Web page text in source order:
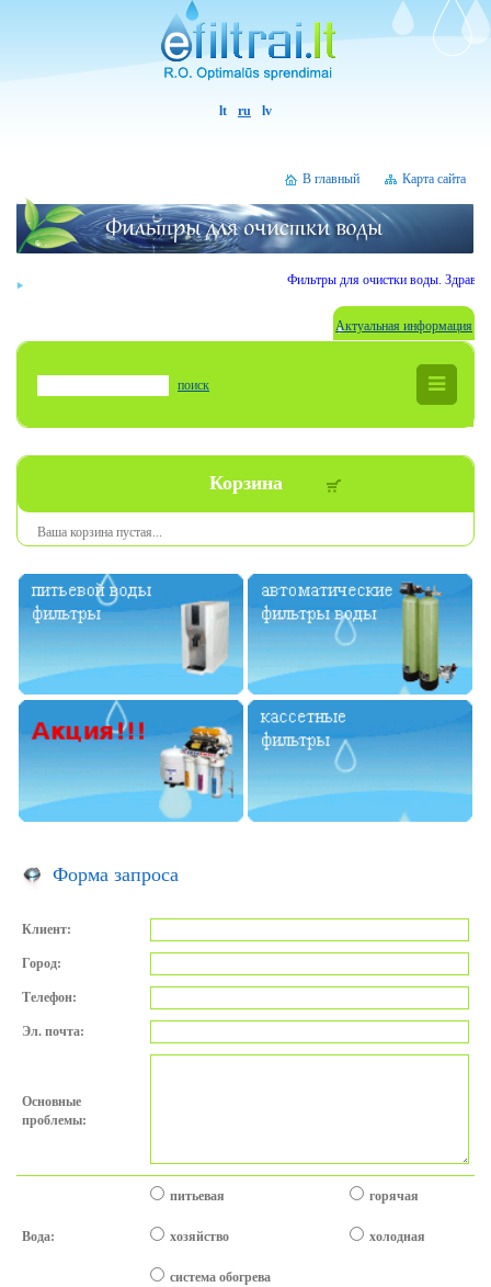
lt ru lv
Карта сайта
В главный
Фильтры для очистки воды.
Актуальная информация
поиск
Корзина
Ваша корзина пустая...
Форма запроса
Клиент:
Город:
Телефон:
Эл. почтa:
Основные
проблемы:
Вода:
питьевая горячая
хозяйство холодная
система обогрева